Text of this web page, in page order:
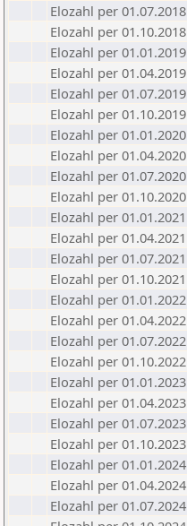
Elozahl per 01.07.2018
Elozahl per 01.10.2018
Elozahl per 01.01.2019
Elozahl per 01.04.2019
Elozahl per 01.07.2019
Elozahl per 01.10.2019
Elozahl per 01.01.2020
Elozahl per 01.04.2020
Elozahl per 01.07.2020
Elozahl per 01.10.2020
Elozahl per 01.01.2021
Elozahl per 01.04.2021
Elozahl per 01.07.2021
Elozahl per 01.10.2021
Elozahl per 01.01.2022
Elozahl per 01.04.2022
Elozahl per 01.07.2022
Elozahl per 01.10.2022
Elozahl per 01.01.2023
Elozahl per 01.04.2023
Elozahl per 01.07.2023
Elozahl per 01.10.2023
Elozahl per 01.01.2024
Elozahl per 01.04.2024
Elozahl per 01.07.2024